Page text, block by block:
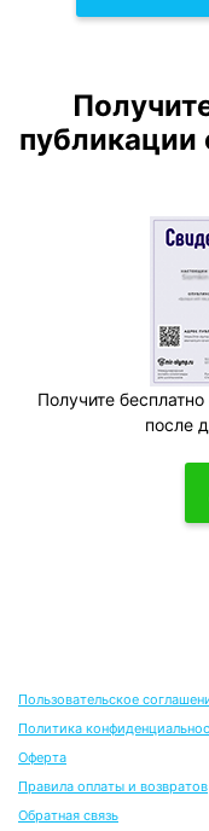
публикации
Получите
после
Пользовательское
Политика
Оферта
Правила оплаты и возвратов
Обратная связь